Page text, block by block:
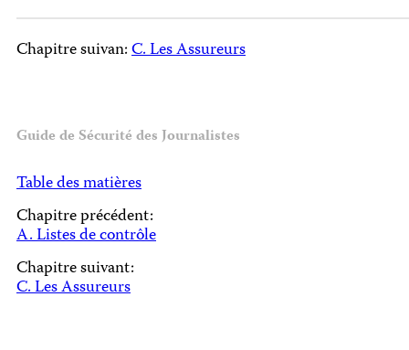
Chapitre suivan:C. Les Assureurs
Guide de Sécurité des Journalistes
Table des matières
Chapitre précédent:
A. Listes de contrôle
Chapitre suivant:
C. Les Assureurs